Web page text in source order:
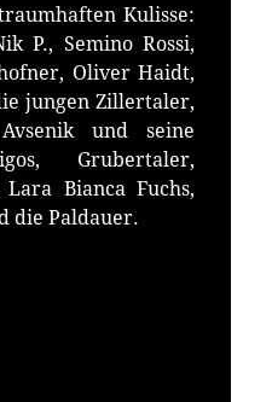
Kulisse:
P., Semino Rossi,
Oliver Haidt,
jungen Zillertaler,
und seine
Grubertaler,
Bianca Fuchs,
die Paldauer.